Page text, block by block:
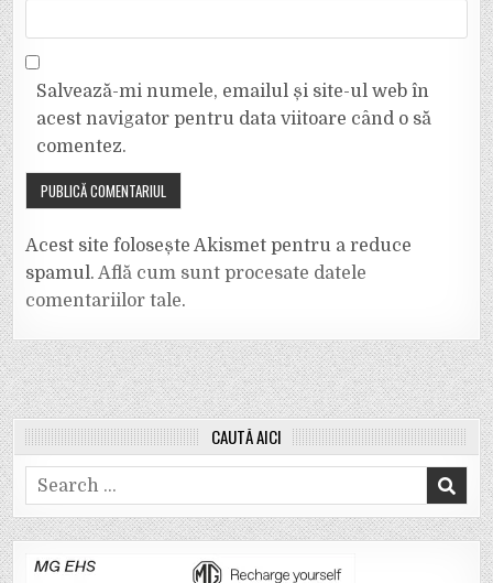
Salvează-mi numele, emailul și site-ul web în
acest navigator pentru data viitoare când o să
comentez.
Acest site folosește Akismet pentru a reduce
spamul.Află cum sunt procesate datele
comentariilor tale.
CAUTĂ AICI
Search
for: